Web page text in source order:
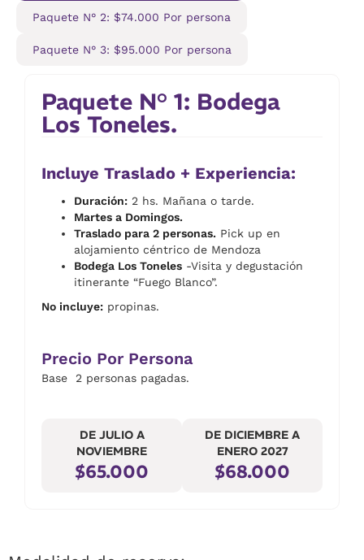
Paquete N° 2: $74.000 Por persona
Paquete N° 3: $95.000 Por persona
Paquete N° 1: Bodega
Los Toneles.
Incluye Traslado + Experiencia:
Duración: 2 hs. Mañana o tarde.
Martes a Domingos.
Traslado para 2 personas. Pick up en
alojamiento céntrico de Mendoza
Bodega Los Toneles -Visita y degustación
itinerante “Fuego Blanco”.
No incluye: propinas.
Precio Por Persona
Base 2 personas pagadas.
DE JULIO A
NOVIEMBRE
$65.000
DE DICIEMBRE A
ENERO 2027
$68.000